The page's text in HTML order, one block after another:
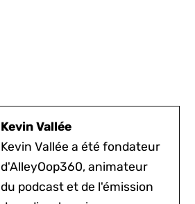
Kevin Vallée
Kevin Vallée a été fondateur
d'AlleyOop360, animateur
du podcast et de l'émission